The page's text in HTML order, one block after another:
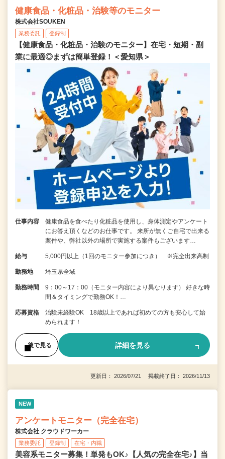
健康食品・化粧品・治験等のモニター
株式会社SOUKEN
業務委託 登録制
【健康食品・化粧品・治験のモニター】在宅・短期・副
業に最適◎まずは簡単登録！＜愛知県＞
仕事内容
健康食品を食べたり化粧品を使用し、身体測定やアンケート
にお答え頂くなどのお仕事です。 来所が無くご自宅で出来る
案件や、弊社以外の場所で実施する案件もございます…
給与 5,000円以上（1回のモニター参加につき） ※完全出来高制
勤務地 埼玉県全域
勤務時間
9：00～17：00（モニター内容により異なります） 好きな時
間＆タイミングで勤務OK！…
応募資格
治験未経験OK 18歳以上であれば初めての方も安心して始
められます！
後で見る 詳細を見る
更新日： 2026/07/21 掲載終了日： 2026/11/13
NEW
アンケートモニター（完全在宅）
株式会社 クラウドワーカー
業務委託 登録制 在宅・内職
美容系モニター募集！単発もOK♪【人気の完全在宅♪】当